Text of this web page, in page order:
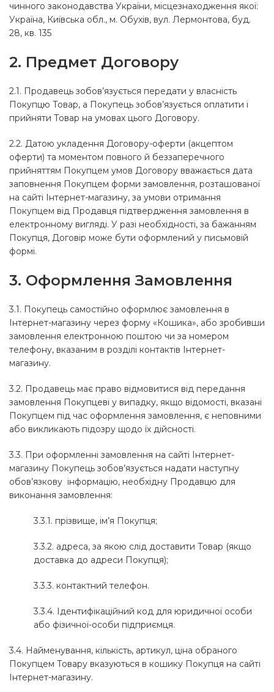
чинного законодавства України, місцезнаходження якої:
Україна, Київська обл., м. Обухів, вул. Лермонтова, буд.
28, кв. 135
2. Предмет Договору
2.1. Продавець зобов’язується передати у власність
Покупцю Товар, а Покупець зобов’язується оплатити і
прийняти Товар на умовах цього Договору.
2.2. Датою укладення Договору-оферти (акцептом
оферти) та моментом повного й беззаперечного
прийняттям Покупцем умов Договору вважається дата
заповнення Покупцем форми замовлення, розташованої
на сайті Інтернет-магазину, за умови отримання
Покупцем від Продавця підтвердження замовлення в
електронному вигляді. У разі необхідності, за бажанням
Покупця, Договір може бути оформлений у письмовій
формі.
3. Оформлення Замовлення
3.1. Покупець самостійно оформлює замовлення в
Інтернет-магазину через форму «Кошика», або зробивши
замовлення електронною поштою чи за номером
телефону, вказаним в розділі контактів Інтернет-
магазину.
3.2. Продавець має право відмовитися від передання
замовлення Покупцеві у випадку, якщо відомості, вказані
Покупцем під час оформлення замовлення, є неповними
або викликають підозру щодо їх дійсності.
3.3. При оформленні замовлення на сайті Інтернет-
магазину Покупець зобов’язується надати наступну
обов’язкову інформацію, необхідну Продавцю для
виконання замовлення:
3.3.1. прізвище, ім’я Покупця;
3.3.2. адреса, за якою слід доставити Товар (якщо
доставка до адреси Покупця);
3.3.3. контактний телефон.
3.3.4. Ідентифікаційний код для юридичної особи
або фізичної-особи підприємця.
3.4. Найменування, кількість, артикул, ціна обраного
Покупцем Товару вказуються в кошику Покупця на сайті
Інтернет-магазину.